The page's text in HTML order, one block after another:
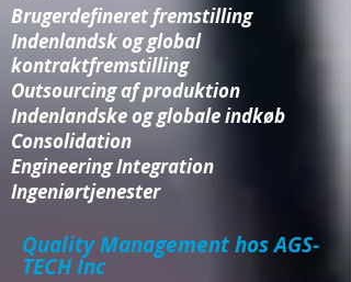
Brugerdefineret fremstilling
Indenlandsk og global
kontraktfremstilling
Outsourcing af produktion
Indenlandske og globale indkøb
Consolidation​
Engineering Integration​
Ingeniørtjenester
Quality Management hos AGS-
TECH Inc